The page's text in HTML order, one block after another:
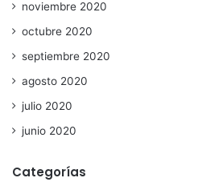
noviembre 2020
octubre 2020
septiembre 2020
agosto 2020
julio 2020
junio 2020
Categorías